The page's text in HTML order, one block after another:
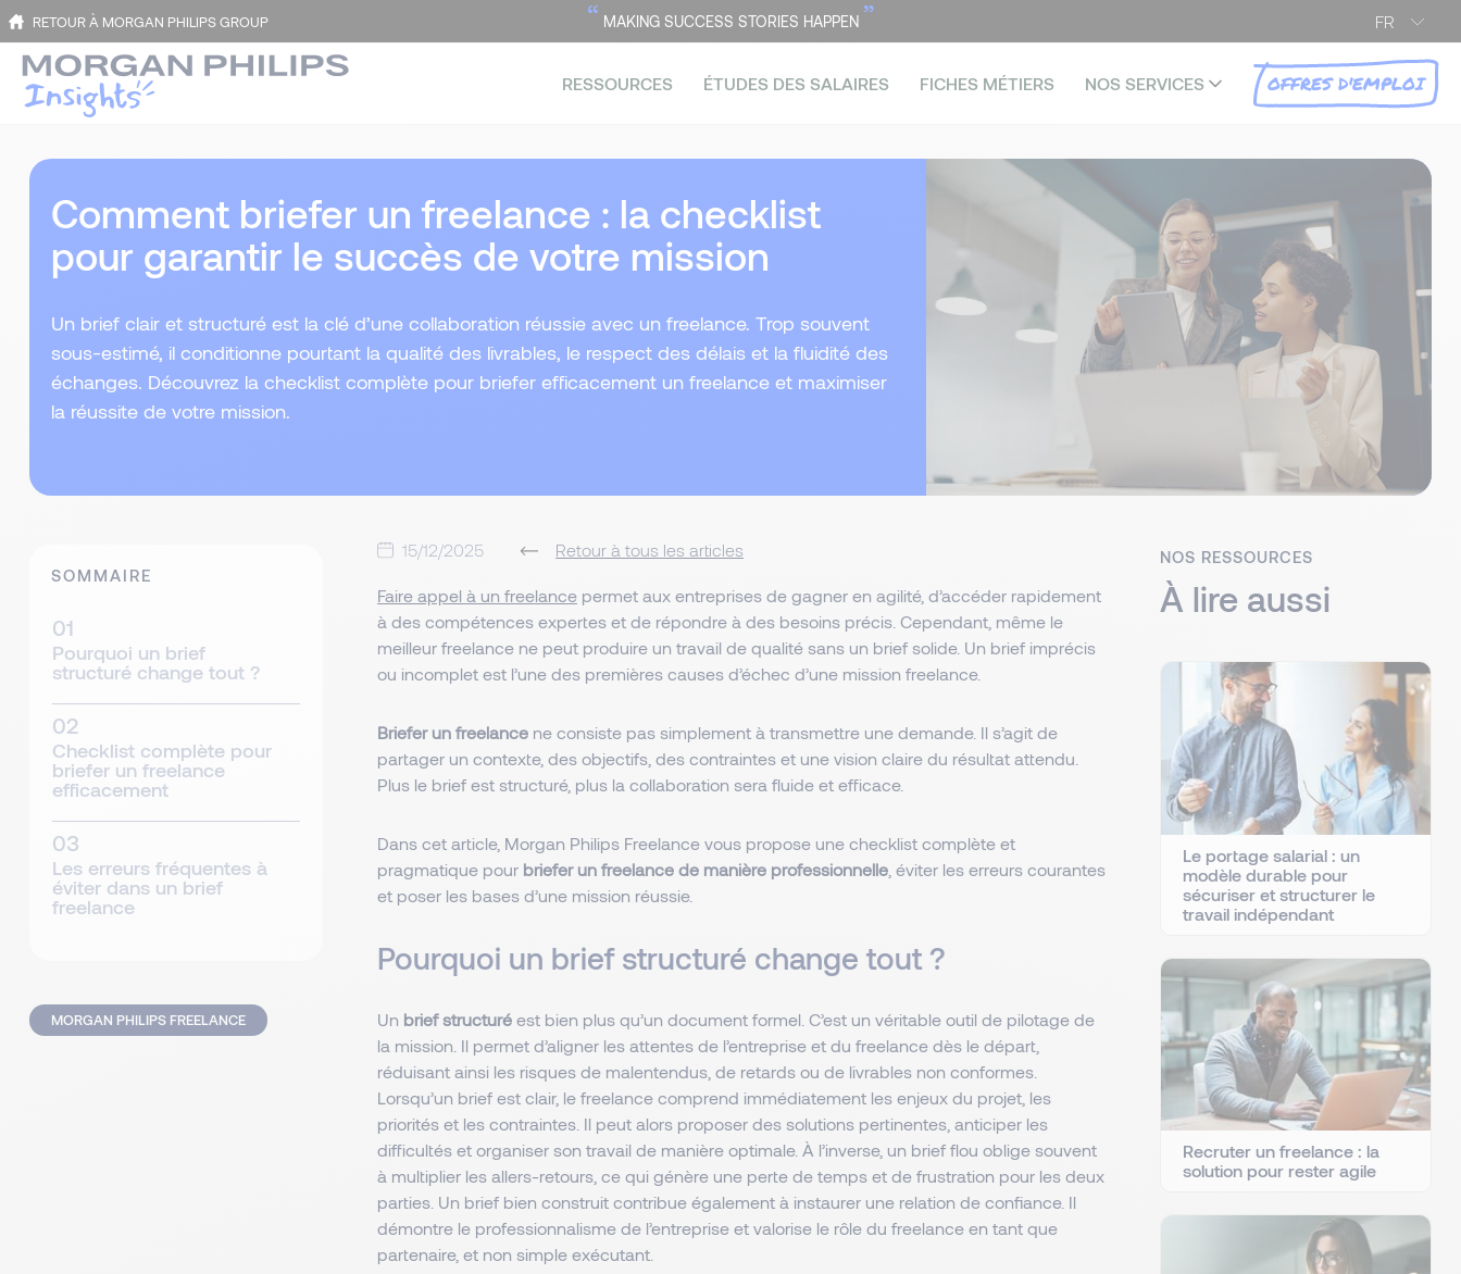
FR
RETOUR À MORGAN PHILIPS GROUP “ MAKING SUCCESS STORIES HAPPEN ”
RESSOURCES ÉTUDES DES SALAIRES FICHES MÉTIERS NOS SERVICES OFFRES D'EMPLOI
Comment briefer un freelance : la checklist
pour garantir le succès de votre mission
Un brief clair et structuré est la clé d’une collaboration réussie avec un freelance. Trop souvent
sous-estimé, il conditionne pourtant la qualité des livrables, le respect des délais et la fluidité des
échanges. Découvrez la checklist complète pour briefer efficacement un freelance et maximiser
la réussite de votre mission.
15/12/2025 Retour à tous les articles
Faire appel à un freelance permet aux entreprises de gagner en agilité, d’accéder rapidement
à des compétences expertes et de répondre à des besoins précis. Cependant, même le
meilleur freelance ne peut produire un travail de qualité sans un brief solide. Un brief imprécis
ou incomplet est l’une des premières causes d’échec d’une mission freelance.
Briefer un freelance ne consiste pas simplement à transmettre une demande. Il s’agit de
partager un contexte, des objectifs, des contraintes et une vision claire du résultat attendu.
Plus le brief est structuré, plus la collaboration sera fluide et efficace.
Dans cet article, Morgan Philips Freelance vous propose une checklist complète et
pragmatique pour briefer un freelance de manière professionnelle , éviter les erreurs courantes
et poser les bases d’une mission réussie.
Pourquoi un brief structuré change tout ?
Un brief structuré est bien plus qu’un document formel. C’est un véritable outil de pilotage de
la mission. Il permet d’aligner les attentes de l’entreprise et du freelance dès le départ,
réduisant ainsi les risques de malentendus, de retards ou de livrables non conformes.
Lorsqu’un brief est clair, le freelance comprend immédiatement les enjeux du projet, les
priorités et les contraintes. Il peut alors proposer des solutions pertinentes, anticiper les
difficultés et organiser son travail de manière optimale. À l’inverse, un brief flou oblige souvent
à multiplier les allers-retours, ce qui génère une perte de temps et de frustration pour les deux
parties. Un brief bien construit contribue également à instaurer une relation de confiance. Il
démontre le professionnalisme de l’entreprise et valorise le rôle du freelance en tant que
partenaire, et non simple exécutant.
SOMMAIRE
Pourquoi un brief
structuré change tout ?
Checklist complète pour
briefer un freelance
efficacement
Les erreurs fréquentes à
éviter dans un brief
freelance
MORGAN PHILIPS FREELANCE
NOS RESSOURCES
À lire aussi
Le portage salarial : un
modèle durable pour
sécuriser et structurer le
travail indépendant
Recruter un freelance : la
solution pour rester agile